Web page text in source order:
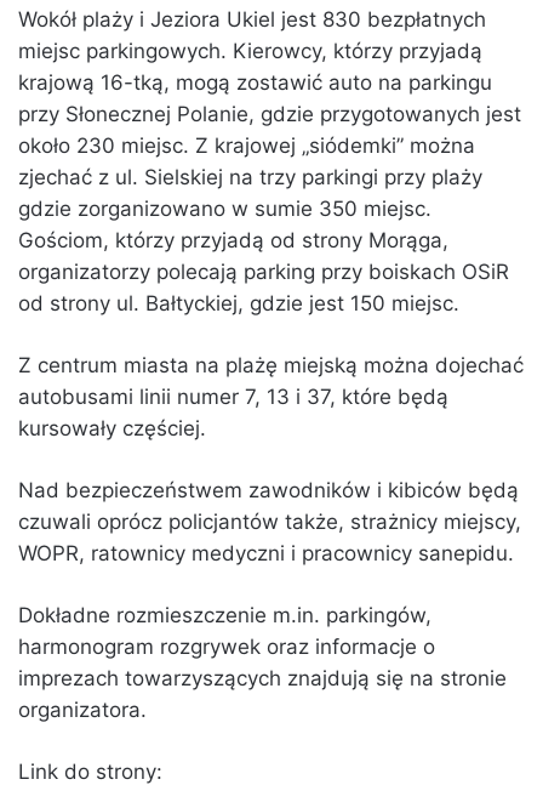
Wokół plaży i Jeziora Ukiel jest 830 bezpłatnych
miejsc parkingowych. Kierowcy, którzy przyjadą
krajową 16-tką, mogą zostawić auto na parkingu
przy Słonecznej Polanie, gdzie przygotowanych jest
około 230 miejsc. Z krajowej „siódemki” można
zjechać z ul. Sielskiej na trzy parkingi przy plaży
gdzie zorganizowano w sumie 350 miejsc.
Gościom, którzy przyjadą od strony Morąga,
organizatorzy polecają parking przy boiskach OSiR
od strony ul. Bałtyckiej, gdzie jest 150 miejsc.
Z centrum miasta na plażę miejską można dojechać
autobusami linii numer 7, 13 i 37, które będą
kursowały częściej.
Nad bezpieczeństwem zawodników i kibiców będą
czuwali oprócz policjantów także, strażnicy miejscy,
WOPR, ratownicy medyczni i pracownicy sanepidu.
Dokładne rozmieszczenie m.in. parkingów,
harmonogram rozgrywek oraz informacje o
imprezach towarzyszących znajdują się na stronie
organizatora.
Link do strony: